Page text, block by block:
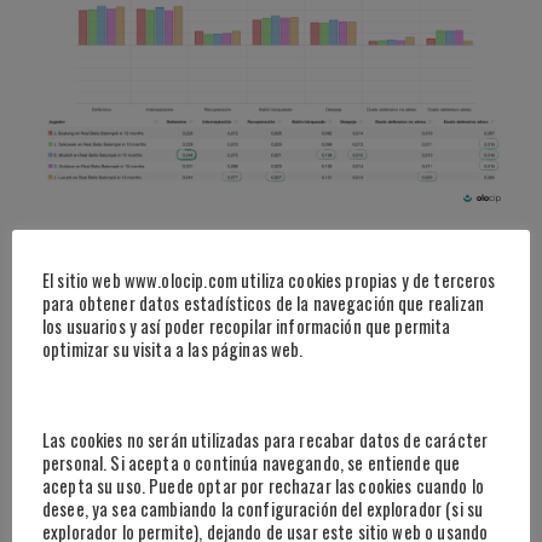
cuanto a valor generado, sería el jugador que más impacto
tendría en interceptaciones, recuperaciones y duelos
defensivos terrestres. En duelos aéreos, Tarkowski, Mustafi y
Goldson generarían el mismo valor.
El sitio web www.olocip.com utiliza cookies propias y de terceros
para obtener datos estadísticos de la navegación que realizan
los usuarios y así poder recopilar información que permita
optimizar su visita a las páginas web.
Las cookies no serán utilizadas para recabar datos de carácter
personal. Si acepta o continúa navegando, se entiende que
acepta su uso. Puede optar por rechazar las cookies cuando lo
desee, ya sea cambiando la configuración del explorador (si su
explorador lo permite), dejando de usar este sitio web o usando